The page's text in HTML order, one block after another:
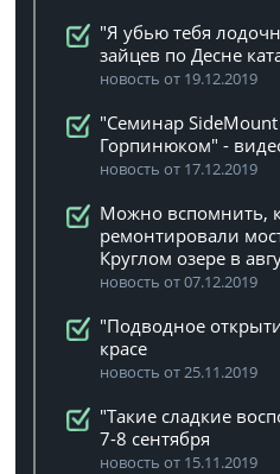
"Я убью тебя
зайцев по Десне
новость от 19.12.2019
"Семинар SideMount
Горпинюком" -
новость от 17.12.2019
Можно вспомнить,
ремонтировали
Круглом озере в
новость от 07.12.2019
"Подводное
красе
новость от 25.11.2019
"Такие сладкие
7-8 сентября
новость от 15.11.2019